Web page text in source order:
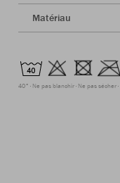
Matériau
40° Ne pas blanchir Ne pas sécher